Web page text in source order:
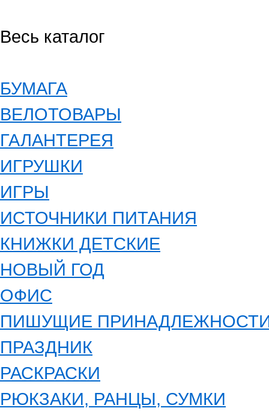
Весь каталог
БУМАГА
ВЕЛОТОВАРЫ
ГАЛАНТЕРЕЯ
ИГРУШКИ
ИГРЫ
ИСТОЧНИКИ ПИТАНИЯ
КНИЖКИ ДЕТСКИЕ
НОВЫЙ ГОД
ОФИС
ПИШУЩИЕ
ПРАЗДНИК
РАСКРАСКИ
РЮКЗАКИ, РАНЦЫ, СУМКИ